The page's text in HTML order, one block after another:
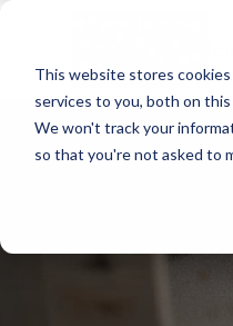
This website stores
services to you, both on
We won't track your
so that you're not asked to